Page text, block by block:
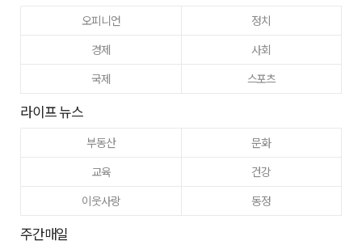
오피니언
정치
경제
사회
국제
스포츠
라이프 뉴스
부동산
문화
교육
건강
이웃사랑
동정
주간매일